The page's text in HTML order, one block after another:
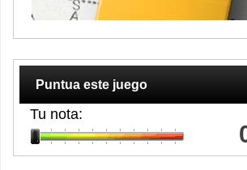
Puntua este juego
Tu nota: